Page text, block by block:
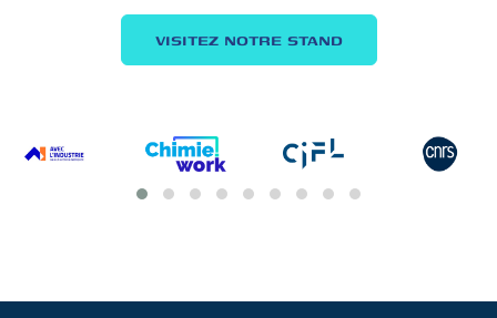
VISITEZ NOTRE STAND